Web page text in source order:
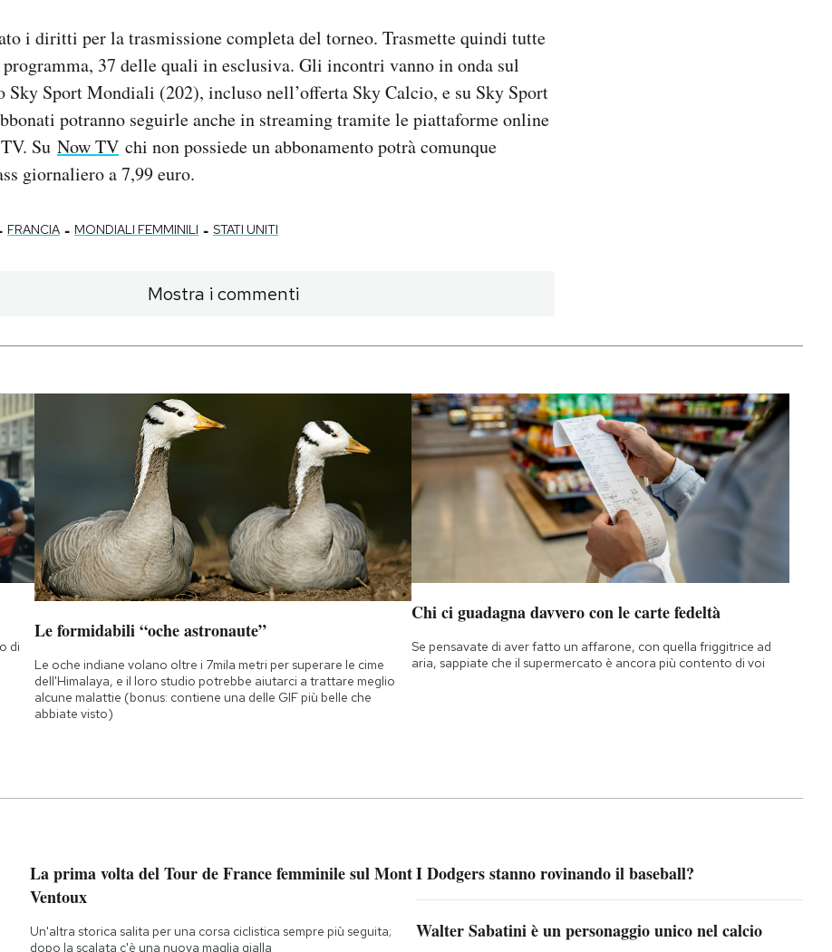
i diritti per la trasmissione completa del torneo. Trasmette quindi tutte
37 delle quali in esclusiva. Gli incontri vanno in onda sul
Sky Sport Mondiali (202), incluso nell’offerta Sky Calcio, e su Sky Sport
potranno seguirle anche in streaming tramite le piattaforme online
Su Now TV chi non possiede un abbonamento potrà comunque
giornaliero a 7,99 euro.
FRANCIA - MONDIALI FEMMINILI - STATI UNITI
Mostra i commenti
di
Le formidabili “oche astronaute”
Le oche indiane volano oltre i 7mila metri per superare le cime
dell'Himalaya, e il loro studio potrebbe aiutarci a trattare meglio
alcune malattie (bonus: contiene una delle GIF più belle che
abbiate visto)
Chi ci guadagna davvero con le carte fedeltà
Se pensavate di aver fatto un affarone, con quella friggitrice ad
aria, sappiate che il supermercato è ancora più contento di voi
La prima volta del Tour de France femminile sul Mont
Ventoux
Un'altra storica salita per una corsa ciclistica sempre più seguita;
dopo la scalata c'è una nuova maglia gialla
I Dodgers stanno rovinando il baseball?
Walter Sabatini è un personaggio unico nel calcio